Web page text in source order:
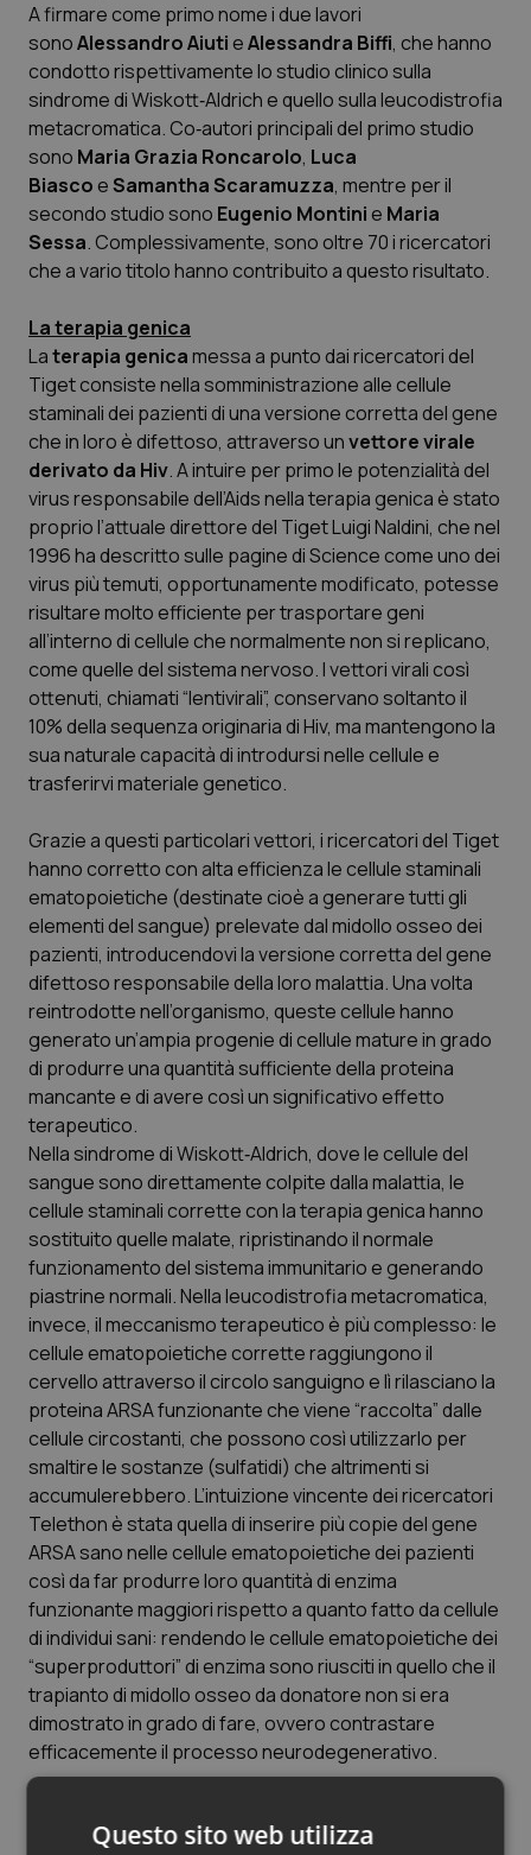
Quotidiano Chirurgia
Quotidiano Oncologia
Quotidiano Pediatria
Rene & patologie urogenitali
Salute orale & impianti
Sangue & coagulazione
Tiroide
Tumore al seno
Tumore ovarico
Tumori del Polmone & Testa Collo
Tumori gastrointestinali
Ulcera & Reflusso
Vaccini
A firmare come primo nome i due lavori
sonoAlessandro AiutieAlessandra Biffi, che hanno
condotto rispettivamente lo studio clinico sulla
sindrome di Wiskott‐Aldrich e quello sulla leucodistrofia
metacromatica. Co‐autori principali del primo studio
sono Maria Grazia Roncarolo, Luca
BiascoeSamantha Scaramuzza, mentre per il
secondo studio sono Eugenio Montinie Maria
Sessa. Complessivamente, sono oltre 70 i ricercatori
che a vario titolo hanno contribuito a questo risultato.
La terapia genica
Laterapia genicamessa a punto dai ricercatori del
Tiget consiste nella somministrazione alle cellule
staminali dei pazienti di una versione corretta del gene
che in loro è difettoso, attraverso unvettore virale
derivato da Hiv. A intuire per primo le potenzialità del
virus responsabile dell’Aids nella terapia genica è stato
proprio l’attuale direttore del Tiget Luigi Naldini, che nel
1996 ha descritto sulle pagine diSciencecome uno dei
virus più temuti, opportunamente modificato, potesse
risultare molto efficiente per trasportare geni
all’interno di cellule che normalmente non si replicano,
come quelle del sistema nervoso. I vettori virali così
ottenuti, chiamati “lentivirali”, conservano soltanto il
10% della sequenza originaria di Hiv, ma mantengono la
sua naturale capacità di introdursi nelle cellule e
trasferirvi materiale genetico.
Grazie a questi particolari vettori, i ricercatori del Tiget
hanno corretto con alta efficienza le cellule staminali
ematopoietiche (destinate cioè a generare tutti gli
elementi del sangue) prelevate dal midollo osseo dei
pazienti, introducendovi la versione corretta del gene
difettoso responsabile della loro malattia. Una volta
reintrodotte nell’organismo, queste cellule hanno
generato un’ampia progenie di cellule mature in grado
di produrre una quantità sufficiente della proteina
mancante e di avere così un significativo effetto
terapeutico.
Nella sindrome di Wiskott‐Aldrich, dove le cellule del
sangue sono direttamente colpite dalla malattia, le
cellule staminali corrette con la terapia genica hanno
sostituito quelle malate, ripristinando il normale
funzionamento del sistema immunitario e generando
piastrine normali. Nella leucodistrofia metacromatica,
invece, il meccanismo terapeutico è più complesso: le
cellule ematopoietiche corrette raggiungono il
cervello attraverso il circolo sanguigno e lì rilasciano la
proteina ARSA funzionante che viene “raccolta” dalle
cellule circostanti, che possono così utilizzarlo per
smaltire le sostanze (sulfatidi) che altrimenti si
accumulerebbero. L’intuizione vincente dei ricercatori
Telethon è stata quella di inserire più copie del gene
ARSA sano nelle cellule ematopoietiche dei pazienti
così da far produrre loro quantità di enzima
funzionante maggiori rispetto a quanto fatto da cellule
di individui sani: rendendo le cellule ematopoietiche dei
“superproduttori” di enzima sono riusciti in quello che il
trapianto di midollo osseo da donatore non si era
dimostrato in grado di fare, ovvero contrastare
efficacemente il processo neurodegenerativo.
grazie a un lungo percorso di ottimizzazione delle
Questo sito web utilizza